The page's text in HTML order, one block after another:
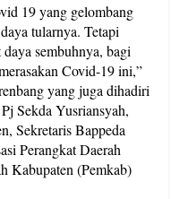
19 yang gelombang
tularnya. Tetapi
sembuhnya, bagi
Covid-19 ini,”
yang juga dihadiri
Sekda Yusriansyah,
Sekretaris Bappeda
Perangkat Daerah
Kabupaten (Pemkab)